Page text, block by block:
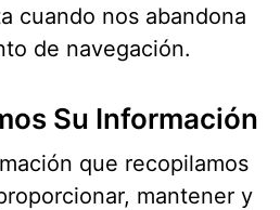
cuando nos abandona
de navegación.
Su Información
que recopilamos
mantener y